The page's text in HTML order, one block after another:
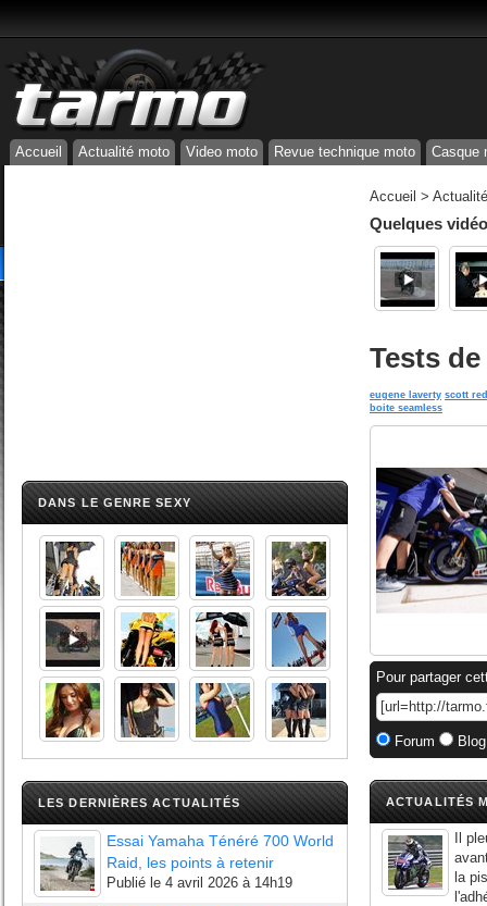
Accueil Actualité moto Video moto Revue technique moto Casque
DANS LE GENRE SEXY
LES DERNIÈRES ACTUALITÉS
Essai Yamaha Ténéré 700 World
Raid, les points à retenir
Publié le 4 avril 2026 à 14h19
Accueil >
Quelques
Tests
eugene laverty scott
boite seamless
Pour partager
Forum
ACTUALITÉS
Il
la